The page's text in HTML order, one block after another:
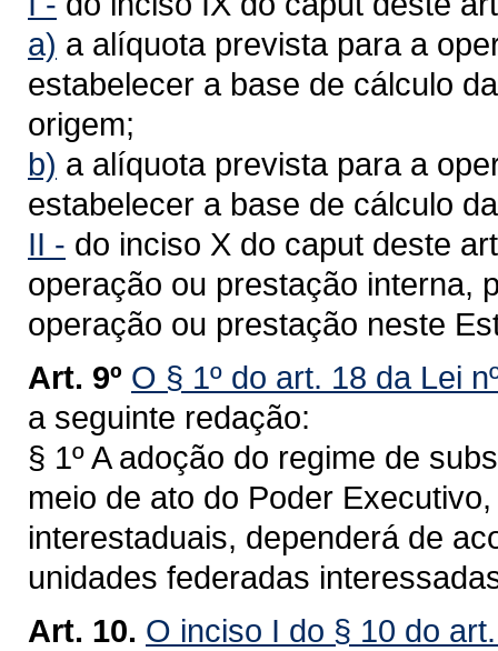
a) a alíquota prevista para a
estabelecer a base de cálculo
origem;
b) a alíquota prevista para a
estabelecer a base de cálculo
II - do inciso X do caput deste
operação ou prestação interna,
operação ou prestação neste
Art. 9º O § 1º do art. 18 da Lei
a seguinte redação:
§ 1º A adoção do regime de
meio de ato do Poder
interestaduais, dependerá de
unidades federadas
Art. 10. O inciso I do § 10 do